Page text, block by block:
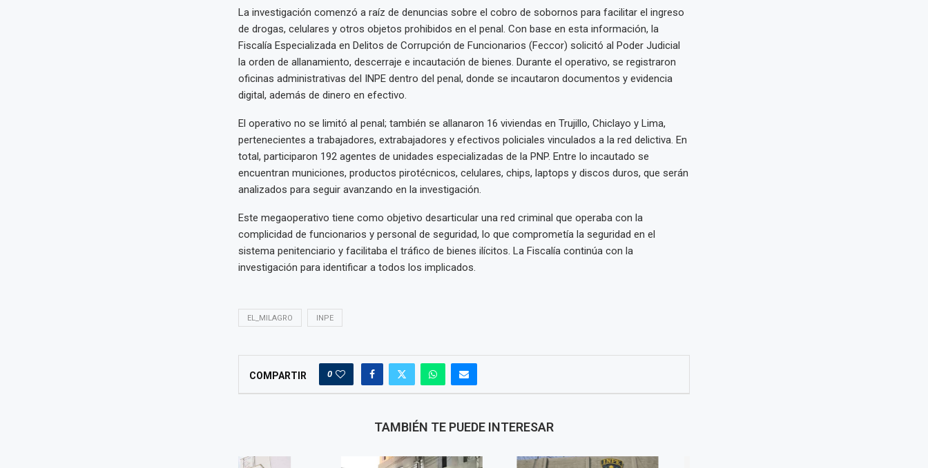
La investigación comenzó a raíz de denuncias sobre el cobro de sobornos para facilitar el ingreso
de drogas, celulares y otros objetos prohibidos en el penal. Con base en esta información, la
Fiscalía Especializada en Delitos de Corrupción de Funcionarios (Feccor) solicitó al Poder Judicial
la orden de allanamiento, descerraje e incautación de bienes. Durante el operativo, se registraron
oficinas administrativas del INPE dentro del penal, donde se incautaron documentos y evidencia
digital, además de dinero en efectivo.
El operativo no se limitó al penal; también se allanaron 16 viviendas en Trujillo, Chiclayo y Lima,
pertenecientes a trabajadores, extrabajadores y efectivos policiales vinculados a la red delictiva. En
total, participaron 192 agentes de unidades especializadas de la PNP. Entre lo incautado se
encuentran municiones, productos pirotécnicos, celulares, chips, laptops y discos duros, que serán
analizados para seguir avanzando en la investigación.
Este megaoperativo tiene como objetivo desarticular una red criminal que operaba con la
complicidad de funcionarios y personal de seguridad, lo que comprometía la seguridad en el
sistema penitenciario y facilitaba el tráfico de bienes ilícitos. La Fiscalía continúa con la
investigación para identificar a todos los implicados.
EL_MILAGRO INPE
COMPARTIR 0
TAMBIÉN TE PUEDE INTERESAR